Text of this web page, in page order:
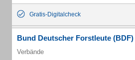
Gratis-Digitalcheck
Bund Deutscher Forstleute (BDF)
Verbände